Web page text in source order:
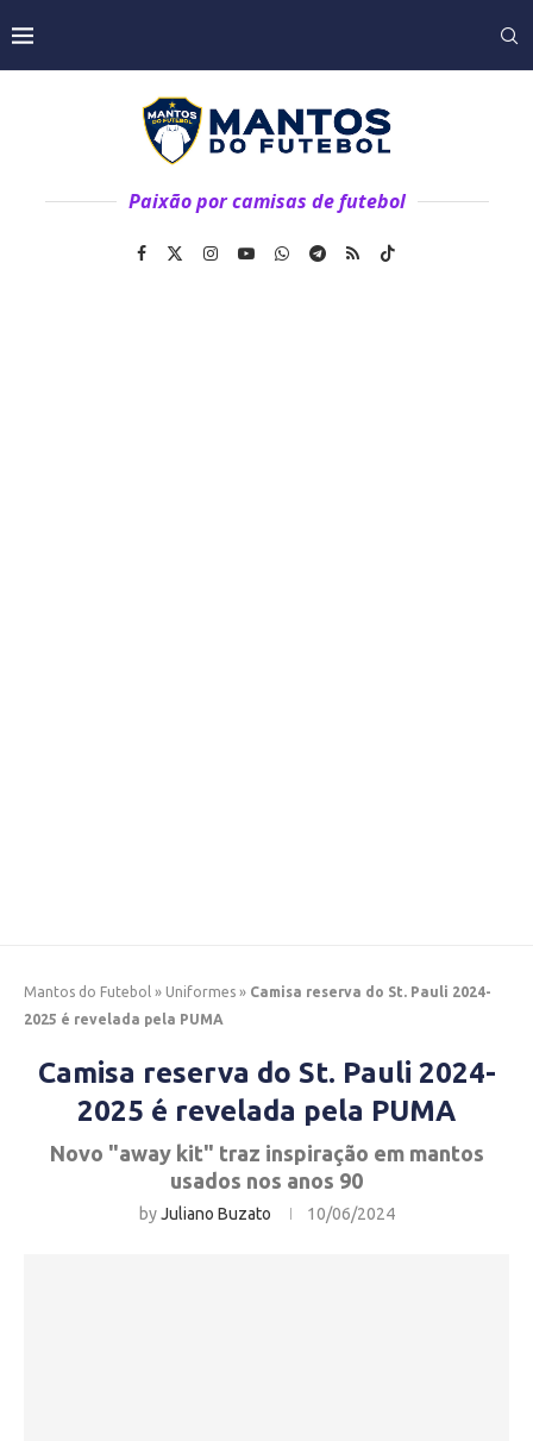
Paixão por camisas de futebol
Mantos do Futebol » Uniformes » Camisa reserva do St. Pauli 2024-
2025 é revelada pela PUMA
Camisa reserva do St. Pauli 2024-
2025 é revelada pela PUMA
Novo "away kit" traz inspiração em mantos
usados nos anos 90
byJuliano Buzato 10/06/2024